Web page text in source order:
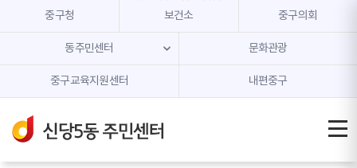
본문 내용 바로가기
주메뉴 바로가기
중구청 보건소 중구의회
동주민센터 문화관광
중구교육지원센터 내편중구